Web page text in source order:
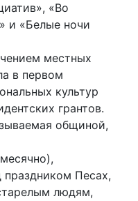
«Во
и «Белые ночи
местных
в первом
культур
грантов.
общиной,
Песах,
людям,